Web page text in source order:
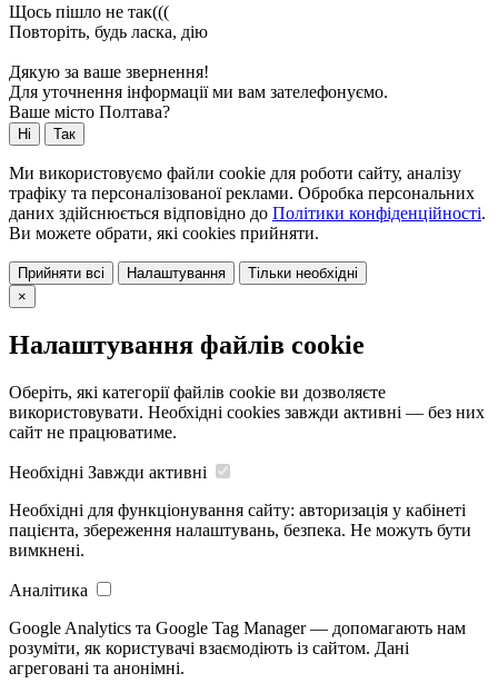
Щось пішло не так(((
Повторіть, будь ласка, дію
Дякую за ваше звернення!
Для уточнення інформації ми вам зателефонуємо.
Ваше місто Полтава?
Ні Так
Ми використовуємо файли cookie для роботи сайту, аналізу
трафіку та персоналізованої реклами. Обробка персональних
даних здійснюється відповідно до Політики конфіденційності.
Ви можете обрати, які cookies прийняти.
Прийняти всі Налаштування
Тільки необхідні
×
Налаштування файлів cookie
Оберіть, які категорії файлів cookie ви дозволяєте
використовувати. Необхідні cookies завжди активні — без них
сайт не працюватиме.
Необхідні Завжди активні
Необхідні для функціонування сайту: авторизація у кабінеті
пацієнта, збереження налаштувань, безпека. Не можуть бути
вимкнені.
Аналітика
Google Analytics та Google Tag Manager — допомагають нам
розуміти, як користувачі взаємодіють із сайтом. Дані
агреговані та анонімні.